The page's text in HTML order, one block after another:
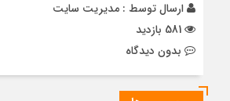
ارسال توسط : مدیریت سایت
بدون دیدگاه